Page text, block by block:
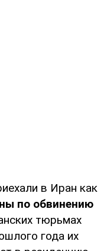
в Иран как
по обвинению
тюрьмах
года их